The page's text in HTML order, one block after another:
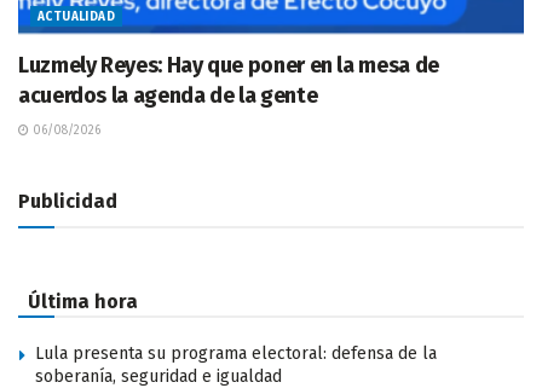
ACTUALIDAD
Luzmely Reyes: Hay que poner en la mesa de
acuerdos la agenda de la gente
06/08/2026
Publicidad
Última hora
Lula presenta su programa electoral: defensa de la
soberanía, seguridad e igualdad